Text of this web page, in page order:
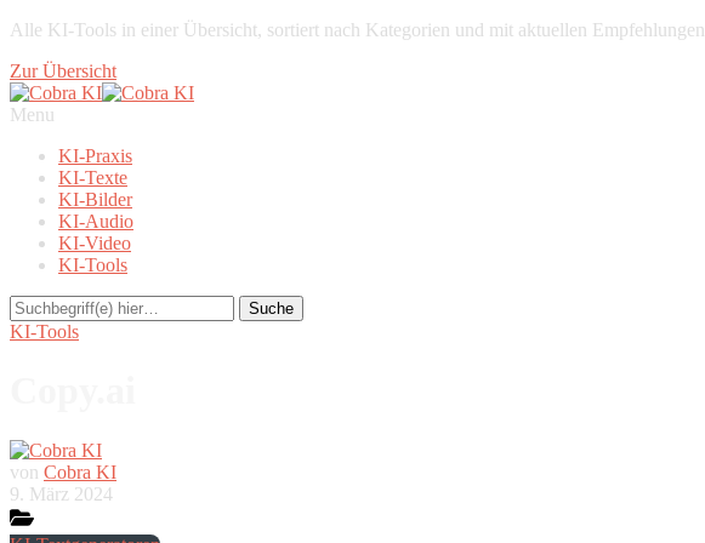
Alle KI-Tools in einer Übersicht, sortiert nach Kategorien und mit aktuellen Empfehlungen
Zur Übersicht
Menu
KI-Praxis
KI-Texte
KI-Bilder
KI-Audio
KI-Video
KI-Tools
KI-Tools
von Cobra KI
9. März 2024